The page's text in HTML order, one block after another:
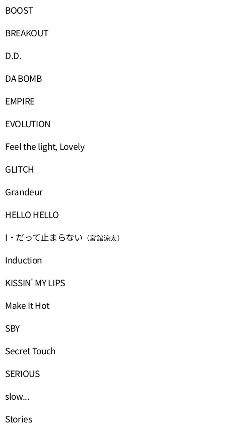
BOOST
BREAKOUT
D.D.
DA BOMB
EMPIRE
EVOLUTION
Feel the light, Lovely
GLITCH
Grandeur
HELLO HELLO
I・だって止まらない （宮舘涼太）
Induction
KISSIN' MY LIPS
Make It Hot
SBY
Secret Touch
SERIOUS
slow...
Stories